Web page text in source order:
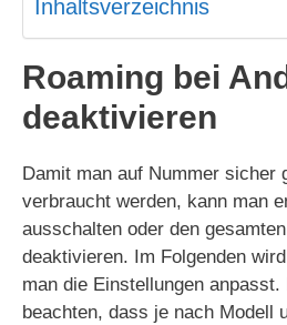
Inhaltsverzeichnis
Roaming bei
deaktivieren
Damit man auf Nummer sicher
verbraucht werden, kann man
ausschalten oder den
deaktivieren. Im Folgenden
man die Einstellungen
beachten, dass je nach Modell